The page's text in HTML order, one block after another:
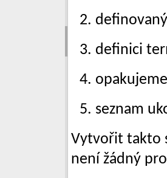
definici
seznam
Vytvořit takto
není žádný